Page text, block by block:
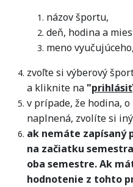
názov športu,
deň, hodina a
meno vyučujúceho,
zvoľte si výberový
a kliknite na "prihlásiť
v prípade, že hodina,
naplnená, zvolíte si
ak nemáte zapísaný
na začiatku
oba semestre. Ak
hodnotenie z tohto